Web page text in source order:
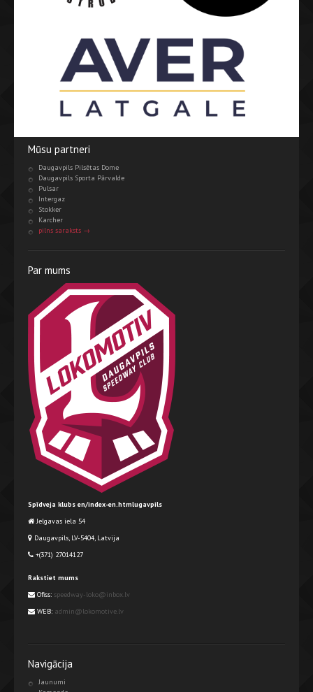
Mūsu partneri
Daugavpils Pilsētas Dome
Daugavpils Sporta Pārvalde
Pulsar
Intergaz
Stokker
Karcher
pilns saraksts →
Par mums
Spīdveja klubs en/index-en.htmlugavpils
Jelgavas iela 54
Daugavpils, LV-5404, Latvija
+(371) 27014127
Rakstiet mums
Ofiss: speedway-loko@inbox.lv
WEB: admin@lokomotive.lv
Navigācija
Jaunumi